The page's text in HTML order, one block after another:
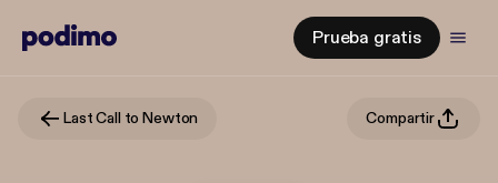
Prueba gratis
Last Call to Newton Compartir